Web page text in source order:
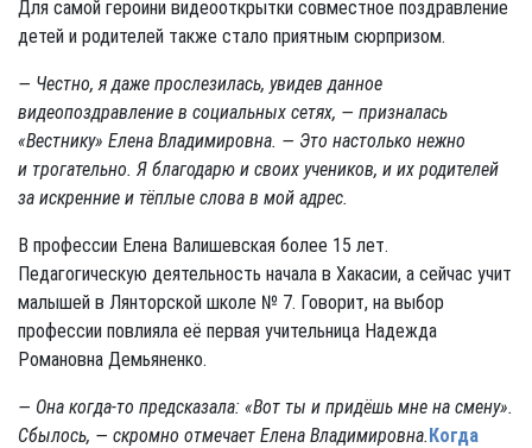
Для самой героини видеооткрытки совместное поздравление
детей и родителей также стало приятным сюрпризом.
— Честно, я даже прослезилась, увидев данное
видеопоздравление в социальных сетях, — призналась
«Вестнику» Елена Владимировна. — Это настолько нежно
и трогательно. Я благодарю и своих учеников, и их родителей
за искренние и тёплые слова в мой адрес.
В профессии Елена Валишевская более 15 лет.
Педагогическую деятельность начала в Хакасии, а сейчас учит
малышей в Лянторской школе № 7. Говорит, на выбор
профессии повлияла её первая учительница Надежда
Романовна Демьяненко.
— Она когда-то предсказала: «Вот ты и придёшь мне на смену».
Сбылось, — скромно отмечает Елена Владимировна.Когда